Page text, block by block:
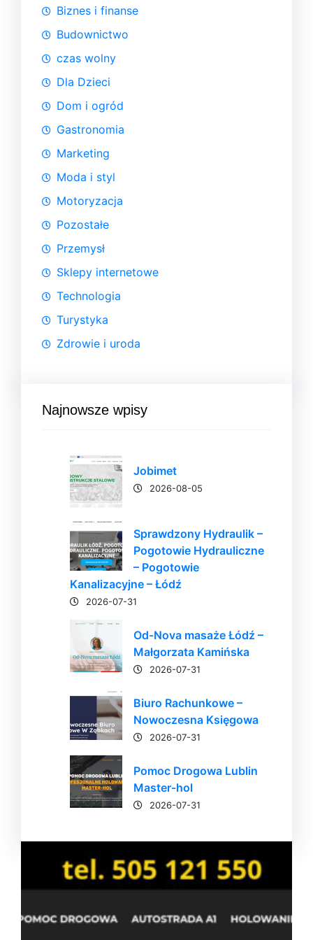
Biznes i finanse
Budownictwo
czas wolny
Dla Dzieci
Dom i ogród
Gastronomia
Marketing
Moda i styl
Motoryzacja
Pozostałe
Przemysł
Sklepy internetowe
Technologia
Turystyka
Zdrowie i uroda
Najnowsze wpisy
Jobimet
2026-08-05
Sprawdzony Hydraulik –
Pogotowie Hydrauliczne
– Pogotowie
Kanalizacyjne – Łódź
2026-07-31
Od-Nova masaże Łódź –
Małgorzata Kamińska
2026-07-31
Biuro Rachunkowe –
Nowoczesna Księgowa
2026-07-31
Pomoc Drogowa Lublin
Master-hol
2026-07-31